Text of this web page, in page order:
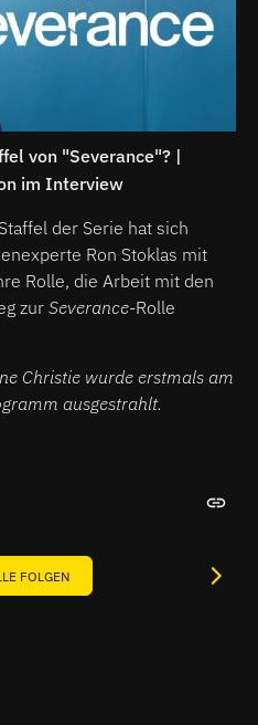
von "Severance"? |
im Interview
der Serie hat sich
Ron Stoklas mit
Rolle, die Arbeit mit den
zur Severance-Rolle
Christie wurde erstmals am
ausgestrahlt.
FOLGEN